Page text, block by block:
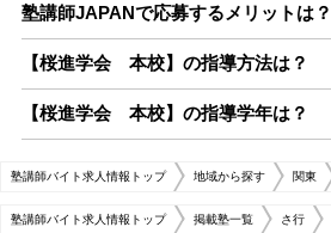
塾講師JAPANで応募するメリットは？
【桜進学会 本校】の指導方法は？
【桜進学会 本校】の指導学年は？
塾講師バイト求人情報トップ 地域から探す 関東
塾講師バイト求人情報トップ 掲載塾一覧 さ行